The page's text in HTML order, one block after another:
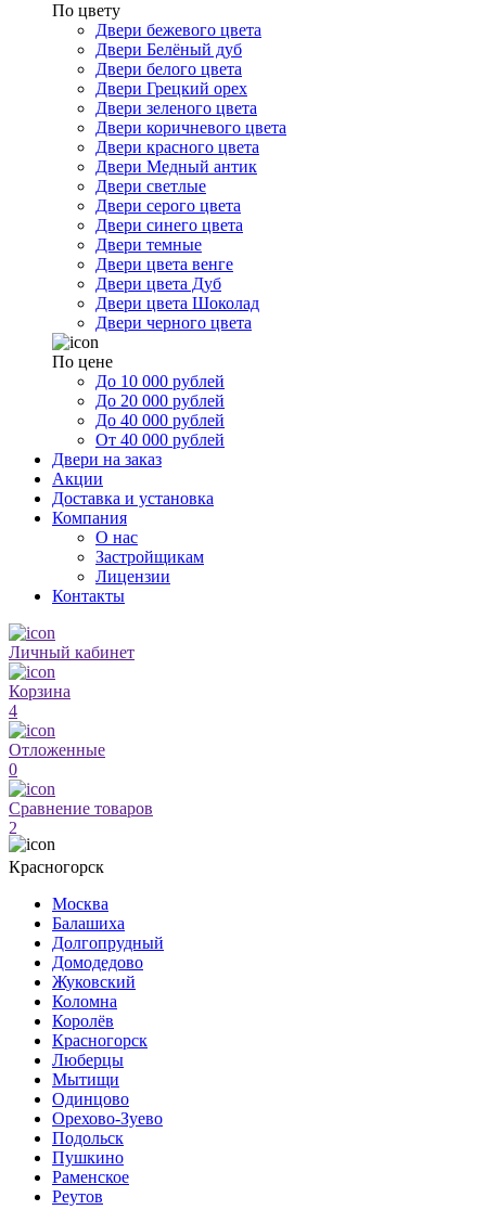
По цвету
Двери бежевого цвета
Двери Белёный дуб
Двери белого цвета
Двери Грецкий орех
Двери зеленого цвета
Двери коричневого цвета
Двери красного цвета
Двери Медный антик
Двери светлые
Двери серого цвета
Двери синего цвета
Двери темные
Двери цвета венге
Двери цвета Дуб
Двери цвета Шоколад
Двери черного цвета
По цене
До 10 000 рублей
До 20 000 рублей
До 40 000 рублей
От 40 000 рублей
Двери на заказ
Акции
Доставка и установка
Компания
О нас
Застройщикам
Лицензии
Контакты
Личный кабинет
Корзина
4
Отложенные
0
Сравнение товаров
2
Красногорск
Москва
Балашиха
Долгопрудный
Домодедово
Жуковский
Коломна
Королёв
Красногорск
Люберцы
Мытищи
Одинцово
Орехово-Зуево
Подольск
Пушкино
Раменское
Реутов